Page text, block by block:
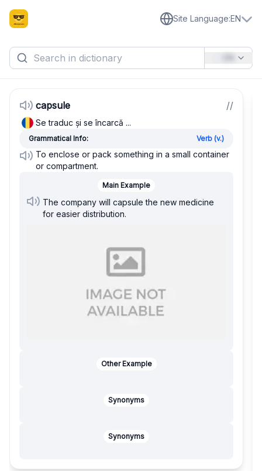
Site Language:EN
capsule //
Se traduc și se încarcă ...
Grammatical Info: Verb (v.)
To enclose or pack something in a small container
or compartment.
Main Example
The company will capsule the new medicine
for easier distribution.
Other Example
Synonyms
Synonyms